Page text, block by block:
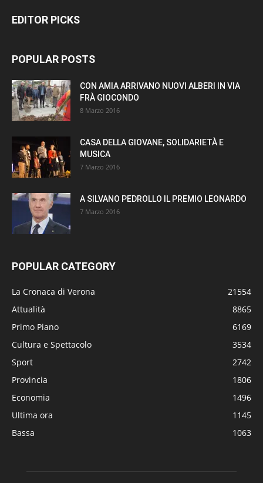
EDITOR PICKS
POPULAR POSTS
CON AMIA ARRIVANO NUOVI ALBERI IN VIA
FRÀ GIOCONDO
8 Marzo 2016
CASA DELLA GIOVANE, SOLIDARIETÀ E
MUSICA
7 Marzo 2016
A SILVANO PEDROLLO IL PREMIO LEONARDO
7 Marzo 2016
POPULAR CATEGORY
La Cronaca di Verona
21554
Attualità
8865
Primo Piano
6169
Cultura e Spettacolo
3534
Sport
2742
Provincia
1806
Economia
1496
Ultima ora
1145
Bassa
1063